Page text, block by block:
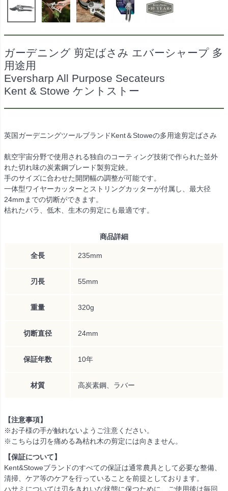
ガーデニング 剪定ばさみ エバーシャープ 多
用途用
Eversharp All Purpose Secateurs
Kent & Stowe ケントストー
英国ガーデニングツールブランドKent＆Stoweの多用途剪定ばさみ
航空宇宙分野で使用される独自のコーティング技術で作られた並外
れた切れ味の炭素鋼ブレード製剪定鋏。
手のサイズに合わせた開閉幅の調整が可能です。
一体型ワイヤーカッターとストリングカッターが付属し、最大径
24mmまでの切断ができます。
枯れたバラ、低木、生木の剪定にも最適です。
商品詳細
全長 235mm
刃長 55mm
重量 320g
切断直径 24mm
保証年数 10年
材質 高炭素鋼、ラバー
【注意事項】
※お子様の手が触れないようご注意ください。
※こちらは刃を痛める為枯れ木の剪定には向きません。
【保証について】
Kent&Stoweブランドのすべての保証は通常農具として必要な整備、
清掃、ケア等のケアを行っていることを前提としております。
ハサミについては刃をきれいな状態に保つために、ご使用後は毎回